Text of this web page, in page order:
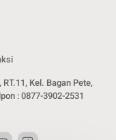
Kel. Bagan Pete,
: 0877-3902-2531